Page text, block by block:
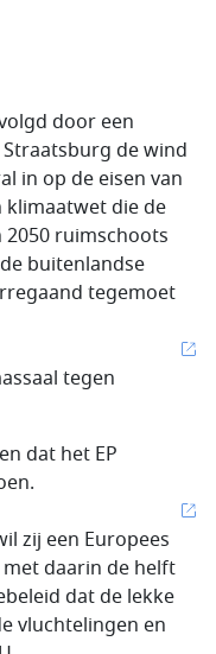
door een
de wind
in op de eisen van
klimaatwet die de
ruimschoots
buitenlandse
tegemoet
tegen
dat het EP
zij een Europees
daarin de helft
dat de lekke
vluchtelingen en